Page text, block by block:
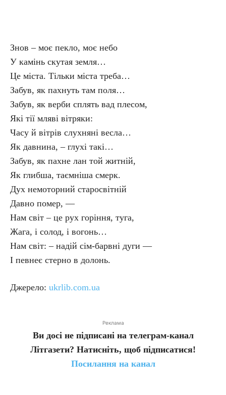
Знов – моє пекло, моє небо
У камінь скутая земля…
Це міста. Тільки міста треба…
Забув, як пахнуть там поля…
Забув, як верби сплять вад плесом,
Які тії мляві вітряки:
Часу й вітрів слухняні весла…
Як давнина, – глухі такі…
Забув, як пахне лан той житній,
Як глибша, таємніша смерк.
Дух немоторний старосвітній
Давно помер, —
Нам світ – це рух горіння, туга,
Жага, і солод, і вогонь…
Нам світ: – надій сім-барвні дуги —
І певнеє стерно в долонь.
Джерело: ukrlib.com.ua
Реклама
Ви досі не підписані на телеграм-канал
Літгазети? Натисніть, щоб підписатися!
Посилання на канал